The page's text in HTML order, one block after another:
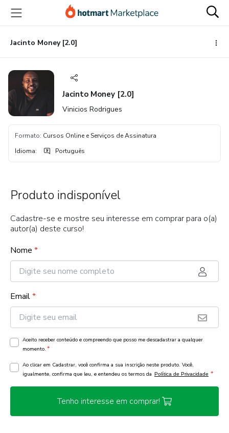
para
conteúdo
principal
para
pagamento
para
rodapé
Jacinto Money [2.0]
Jacinto Money [2.0]
Vinicios Rodrigues
Formato: Cursos Online e Serviços de Assinatura
Idioma: Português
Produto indisponível
Cadastre-se e mostre seu interesse em comprar para o(a)
autor(a) deste curso!
Nome *
Email*
Aceito receber conteúdo e compreendo que posso me descadastrar a qualquer
momento. *
Ao clicar em Cadastrar, você confirma a sua inscrição neste produto. Você,
igualmente, confirma que leu, e entendeu os termos da Política de Privacidade *
Tenho interesse em comprar!